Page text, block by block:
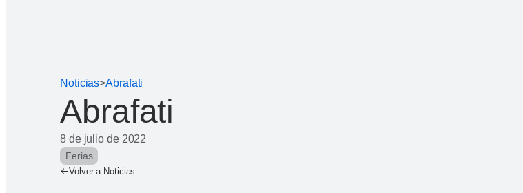
Noticias>Abrafati
Abrafati
8 de julio de 2022
Ferias
Volver a Noticias